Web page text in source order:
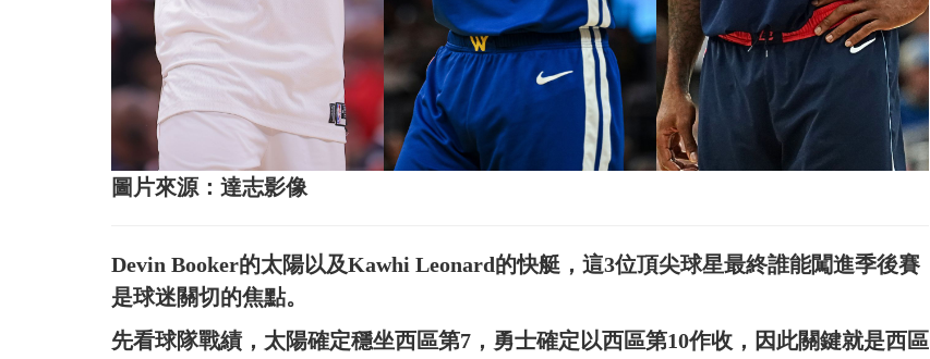
圖片來源：達志影像
Devin Booker的太陽以及Kawhi Leonard的快艇，這3位頂尖球星最終誰能闖進季後賽
是球迷關切的焦點。
先看球隊戰績，太陽確定穩坐西區第7，勇士確定以西區第10作收，因此關鍵就是西區